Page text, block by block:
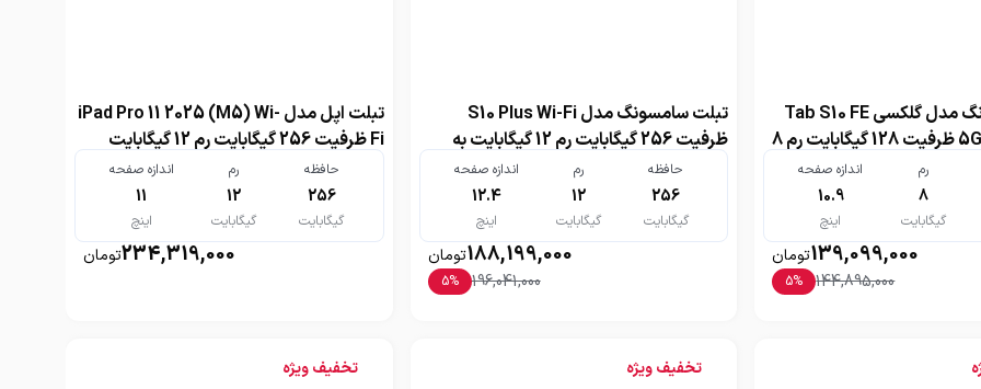
تبلت سامسونگ مدل گلکسی Tab S10 FE
5G SM-X526B ظرفیت 128 گیگابایت رم 8
کارت
رم
8
گیگابایت
اندازه صفحه
10.9
اینچ
139,099,000تومان
144,895,000
5%
تبلت سامسونگ مدل S10 Plus Wi-Fi
ظرفیت 256 گیگابایت رم 12 گیگابایت به
همراه کیبورد
حافظه
256
گیگابایت
رم
12
گیگابایت
اندازه صفحه
12.4
اینچ
188,199,000تومان
196,041,000
5%
تبلت اپل مدل iPad Pro 11 2025 (M5) Wi-
Fi ظرفیت 256 گیگابایت رم 12 گیگابایت
حافظه
256
گیگابایت
رم
12
گیگابایت
اندازه صفحه
11
اینچ
234,319,000تومان
تخفیف ویژه تخفیف ویژه